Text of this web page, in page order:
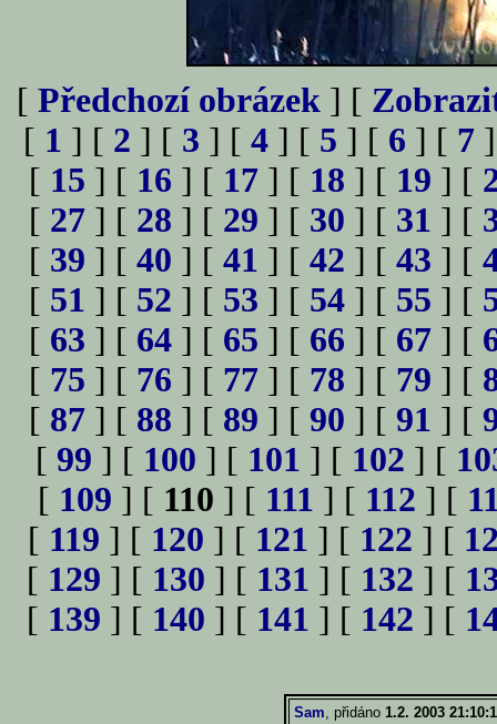
[ Předchozí obrázek ] [
[ 1 ] [ 2 ] [ 3 ] [ 4 ] [ 5 ] [ 6 ] [ 7
[ 15 ] [ 16 ] [ 17 ] [ 18 ] [ 19 ] [
[ 27 ] [ 28 ] [ 29 ] [ 30 ] [ 31 ] [
[ 39 ] [ 40 ] [ 41 ] [ 42 ] [ 43 ] [
[ 51 ] [ 52 ] [ 53 ] [ 54 ] [ 55 ] [
[ 63 ] [ 64 ] [ 65 ] [ 66 ] [ 67 ] [
[ 75 ] [ 76 ] [ 77 ] [ 78 ] [ 79 ] [
[ 87 ] [ 88 ] [ 89 ] [ 90 ] [ 91 ] [
[ 99 ] [ 100 ] [ 101 ] [ 102 ] [
[ 109 ] [ 110 ] [ 111 ] [ 112 ] [
[ 119 ] [ 120 ] [ 121 ] [ 122 ] [
[ 129 ] [ 130 ] [ 131 ] [ 132 ] [
[ 139 ] [ 140 ] [ 141 ] [ 142 ] [
Sam, přidáno 1.2. 2003